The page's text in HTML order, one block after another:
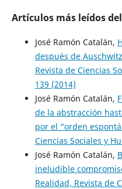
Artículos más leídos
José Ramón Catalán,
después de
Revista de Ciencias
139 (2014)
José Ramón Catalán,
de la abstracción
por el “orden
Ciencias Sociales y
José Ramón Catalán,
ineludible
Realidad, Revista de